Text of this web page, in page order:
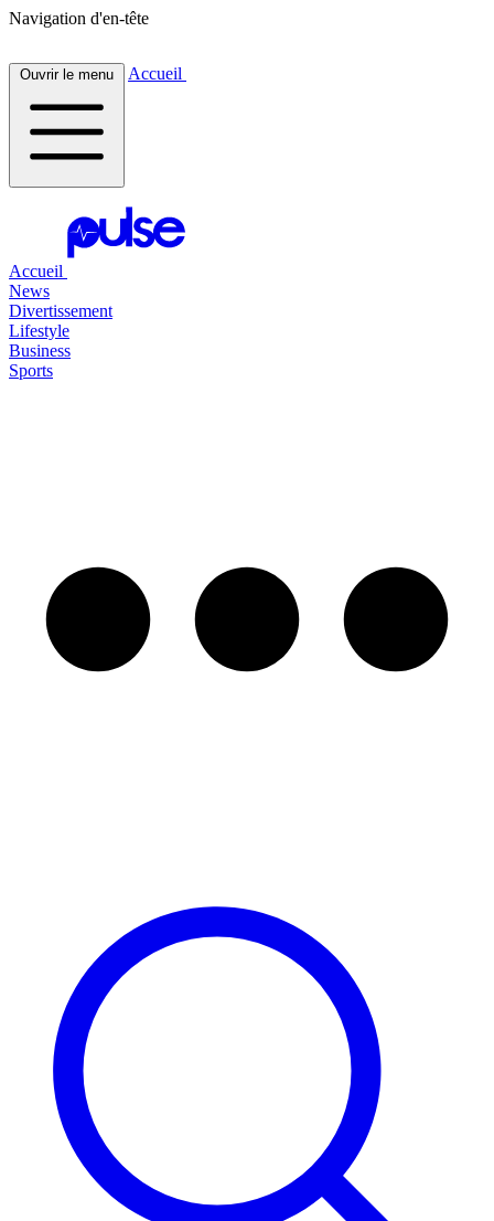
Navigation d'en-tête
Ouvrir le menu Accueil
Accueil
News
Divertissement
Lifestyle
Business
Sports